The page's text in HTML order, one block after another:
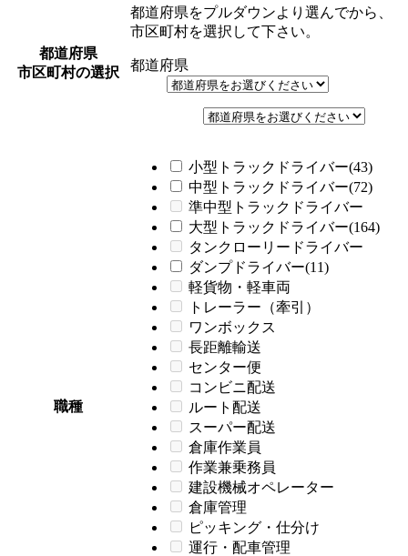
都道府県
市区町村の選択
都道府県をプルダウンより選んでから、
市区町村を選択して下さい。
都道府県
職種
小型トラックドライバー(43)
中型トラックドライバー(72)
準中型トラックドライバー
大型トラックドライバー(164)
タンクローリードライバー
ダンプドライバー(11)
軽貨物・軽車両
トレーラー（牽引）
ワンボックス
長距離輸送
センター便
コンビニ配送
ルート配送
スーパー配送
倉庫作業員
作業兼乗務員
建設機械オペレーター
倉庫管理
ピッキング・仕分け
運行・配車管理